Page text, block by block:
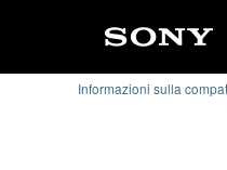
Informazioni sulla